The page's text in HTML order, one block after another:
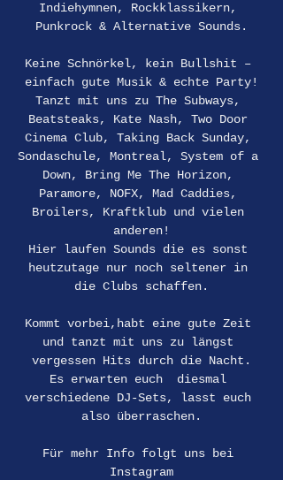
Indiehymnen, Rockklassikern,
Punkrock & Alternative Sounds.
Keine Schnörkel, kein Bullshit –
einfach gute Musik & echte Party!
Tanzt mit uns zu The Subways,
Beatsteaks, Kate Nash, Two Door
Cinema Club, Taking Back Sunday,
Sondaschule, Montreal, System of a
Down, Bring Me The Horizon,
Paramore, NOFX, Mad Caddies,
Broilers, Kraftklub und vielen
anderen!
Hier laufen Sounds die es sonst
heutzutage nur noch seltener in
die Clubs schaffen.
Kommt vorbei,habt eine gute Zeit
und tanzt mit uns zu längst
vergessen Hits durch die Nacht.
Es erwarten euch  diesmal
verschiedene DJ-Sets, lasst euch
also überraschen.
Für mehr Info folgt uns bei
Instagram